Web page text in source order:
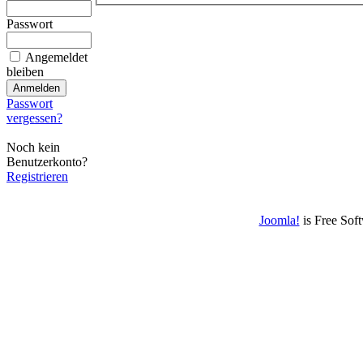
Passwort
Angemeldet
bleiben
Passwort
vergessen?
Noch kein
Benutzerkonto?
Registrieren
Joomla! is Free